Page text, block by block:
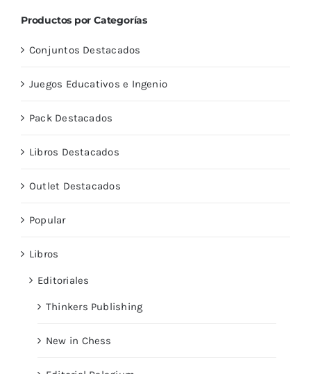
Productos por Categorías
Conjuntos Destacados
Juegos Educativos e Ingenio
Pack Destacados
Libros Destacados
Outlet Destacados
Popular
Libros
Editoriales
Thinkers Publishing
New in Chess